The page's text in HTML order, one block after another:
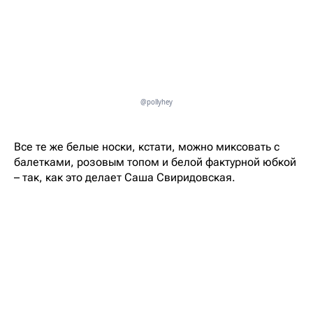
@pollyhey
Все те же белые носки, кстати, можно миксовать с
балетками, розовым топом и белой фактурной юбкой
– так, как это делает Саша Свиридовская.